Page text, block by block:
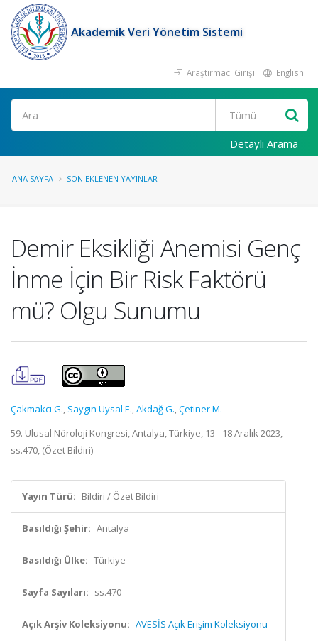
Akademik Veri Yönetim Sistemi
Araştırmacı Girişi English
Ara
Detaylı Arama
ANA SAYFA SON EKLENEN YAYINLAR
Demir Eksikliği Anemisi Genç
İnme İçin Bir Risk Faktörü
mü? Olgu Sunumu
Çakmakcı G., Saygın Uysal E.,Akdağ G.,Çetiner M.
59. Ulusal Nöroloji Kongresi, Antalya, Türkiye, 13 - 18 Aralık 2023,
ss.470, (Özet Bildiri)
Yayın Türü: Bildiri / Özet Bildiri
Basıldığı Şehir: Antalya
Basıldığı Ülke: Türkiye
Sayfa Sayıları: ss.470
Açık Arşiv Koleksiyonu: AVESİS Açık Erişim Koleksiyonu